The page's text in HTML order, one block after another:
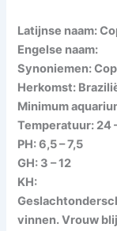
Latijnse naam:
Engelse naam:
Synoniemen:
Herkomst:
Minimum
Temperatuur: 24
PH: 6,5 – 7,5
GH: 3 – 12
KH:
vinnen. Vrouw